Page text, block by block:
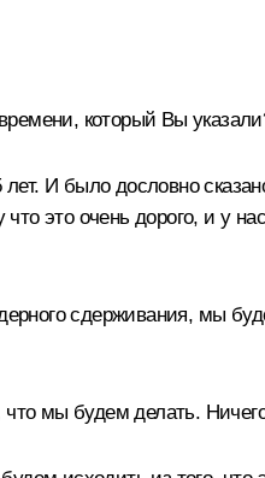
который Вы
И было дословно
это очень дорого, и у
сдерживания, мы
что мы будем делать.